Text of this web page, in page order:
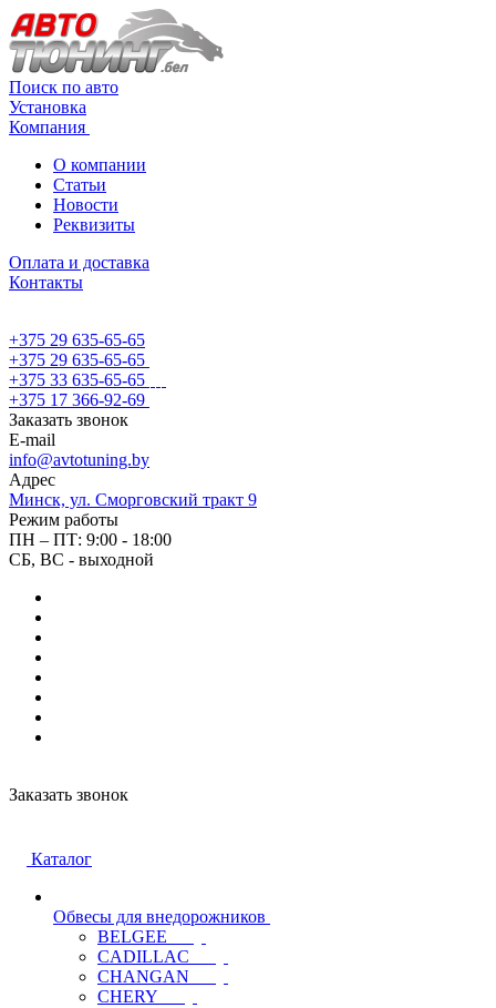
Поиск по авто
Установка
Компания
О компании
Статьи
Новости
Реквизиты
Оплата и доставка
Контакты
+375 29 635-65-65
+375 29 635-65-65
+375 33 635-65-65
+375 17 366-92-69
Заказать звонок
E-mail
info@avtotuning.by
Адрес
Минск, ул. Сморговский тракт 9
Режим работы
ПН – ПТ: 9:00 - 18:00
СБ, ВС - выходной
Заказать звонок
Каталог
Обвесы для внедорожников
BELGEE
CADILLAC
CHANGAN
CHERY